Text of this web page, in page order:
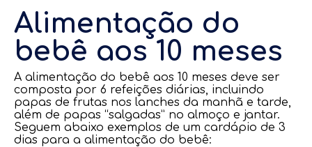
Alimentação do
bebê aos 10 meses
A alimentação do bebê aos 10 meses deve ser
composta por 6 refeições diárias, incluindo
papas de frutas nos lanches da manhã e tarde,
além de papas “salgadas” no almoço e jantar.
Seguem abaixo exemplos de um cardápio de 3
dias para a alimentação do bebê: